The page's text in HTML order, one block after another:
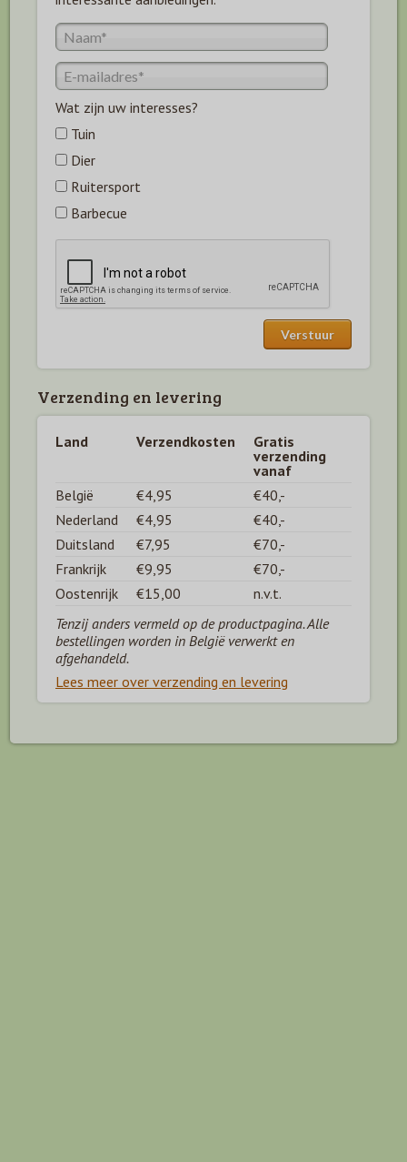
Wat zijn uw interesses?
Tuin
Dier
Ruitersport
Barbecue
Verzending en levering
Land Verzendkosten
Gratis
verzending
vanaf
België
€4,95
€40,-
Nederland
€4,95
€40,-
Duitsland
€7,95
€70,-
Frankrijk
€9,95
€70,-
Oostenrijk
€15,00
n.v.t.
Tenzij anders vermeld op de productpagina. Alle
bestellingen worden in België verwerkt en
afgehandeld.
Lees meer over verzending en levering